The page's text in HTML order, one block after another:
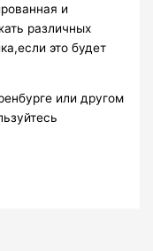
и
различных
это будет
или другом